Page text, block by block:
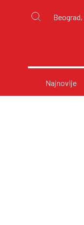
Beograd,
Najnovije